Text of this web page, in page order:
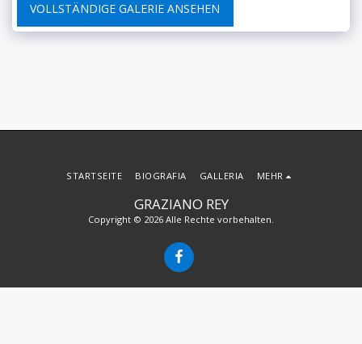
VOLLSTÄNDIGE GALERIE ANSEHEN
GRAZIANO REY
Copyright © 2026 Alle Rechte vorbehalten.
STARTSEITE BIOGRAFIA GALLERIA MEHR